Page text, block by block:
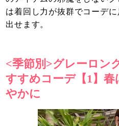
は着回し力が抜群でコーデ
出せます。
<季節別>グレーロン
すすめコーデ【1】
やかに